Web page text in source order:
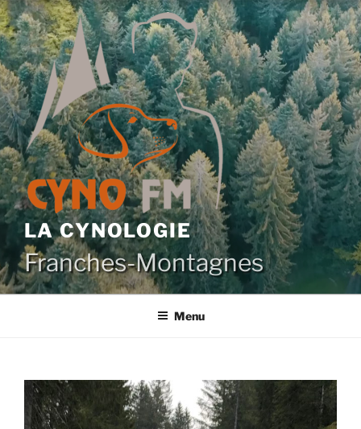
Aller
au
contenu
principal
LA CYNOLOGIE
Franches-Montagnes
Menu